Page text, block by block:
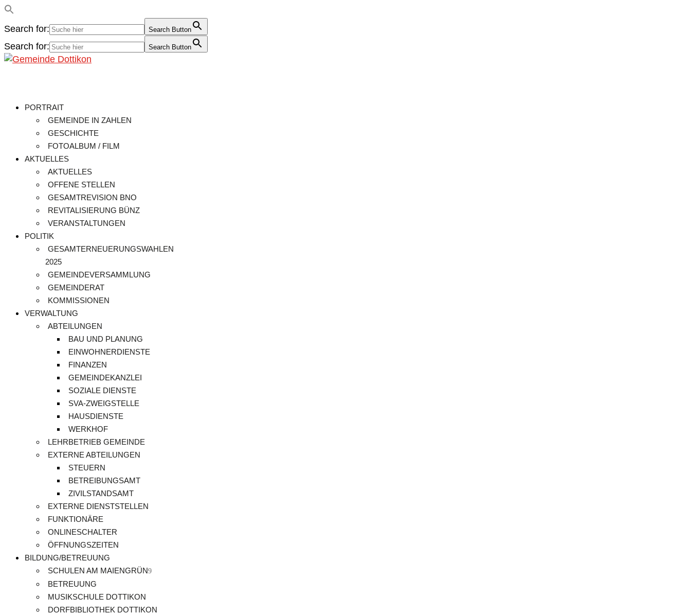
Search for: Search Button
Search for: Search Button
PORTRAIT
GEMEINDE IN ZAHLEN
GESCHICHTE
FOTOALBUM / FILM
AKTUELLES
AKTUELLES
OFFENE STELLEN
GESAMTREVISION BNO
REVITALISIERUNG BÜNZ
VERANSTALTUNGEN
POLITIK
GESAMTERNEUERUNGSWAHLEN
2025
GEMEINDEVERSAMMLUNG
GEMEINDERAT
KOMMISSIONEN
VERWALTUNG
ABTEILUNGEN
BAU UND PLANUNG
EINWOHNERDIENSTE
FINANZEN
GEMEINDEKANZLEI
SOZIALE DIENSTE
SVA-ZWEIGSTELLE
HAUSDIENSTE
WERKHOF
LEHRBETRIEB GEMEINDE
EXTERNE ABTEILUNGEN
STEUERN
BETREIBUNGSAMT
ZIVILSTANDSAMT
EXTERNE DIENSTSTELLEN
FUNKTIONÄRE
ONLINESCHALTER
ÖFFNUNGSZEITEN
BILDUNG/BETREUUNG
SCHULEN AM MAIENGRÜN
BETREUUNG
MUSIKSCHULE DOTTIKON
DORFBIBLIOTHEK DOTTIKON